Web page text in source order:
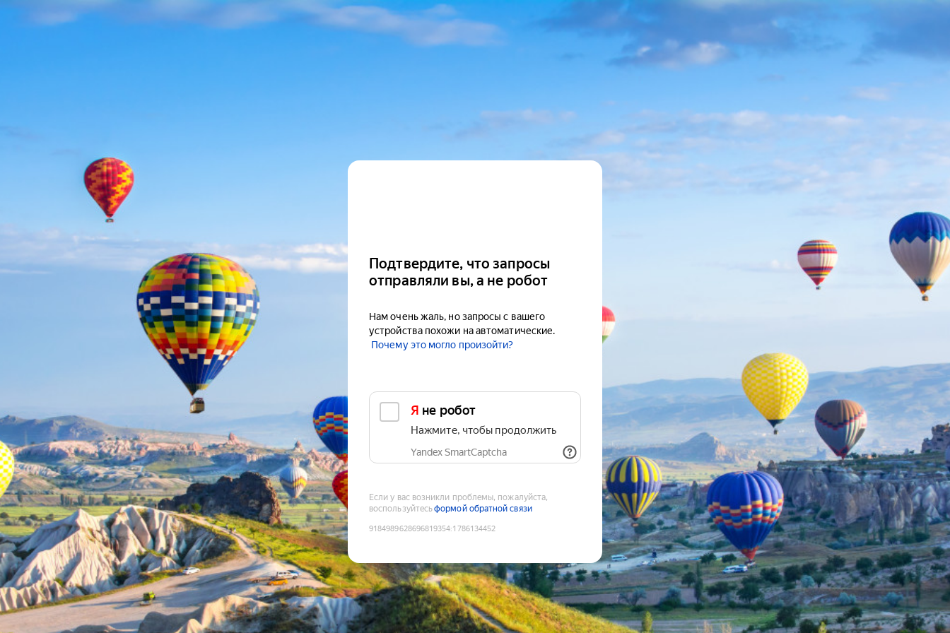
Подтвердите, что запросы
отправляли вы, а не робот
Нам очень жаль, но запросы с вашего
устройства похожи на автоматические.
Почему это могло произойти?
Я не робот
Нажмите, чтобы продолжить
Yandex SmartCaptcha
Если у вас возникли проблемы, пожалуйста,
воспользуйтесьформой обратной связи
9184989628696819354:1786134452